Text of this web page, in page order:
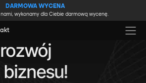
DARMOWA WYCENA
wykonamy dla Ciebie darmową wycenę.